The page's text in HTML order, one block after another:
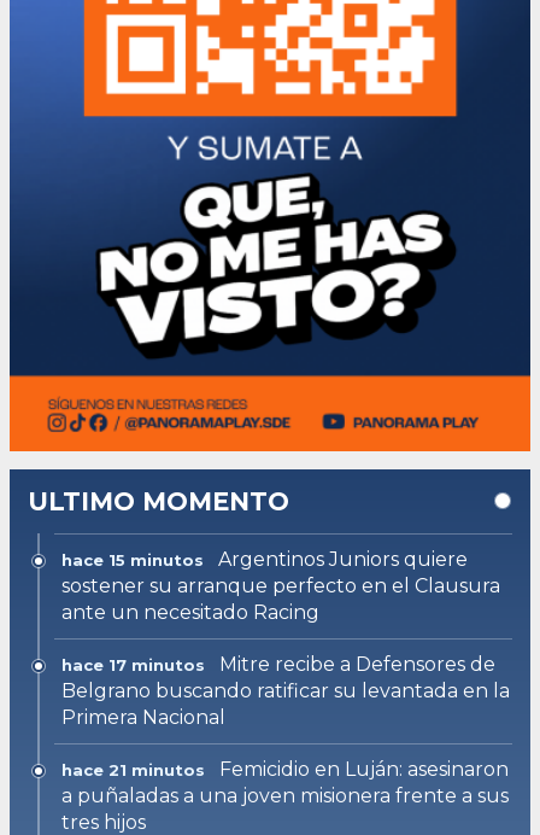
ULTIMO MOMENTO
hace 15 minutos
Argentinos Juniors quiere
sostener su arranque perfecto en el Clausura
ante un necesitado Racing
hace 17 minutos
Mitre recibe a Defensores de
Belgrano buscando ratificar su levantada en la
Primera Nacional
hace 21 minutos
Femicidio en Luján: asesinaron
a puñaladas a una joven misionera frente a sus
tres hijos